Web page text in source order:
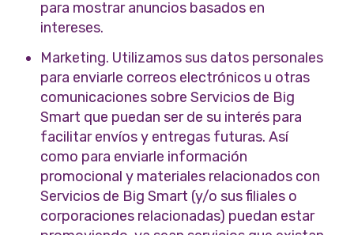
para mostrar anuncios basados en
intereses.
Marketing. Utilizamos sus datos personales
para enviarle correos electrónicos u otras
comunicaciones sobre Servicios de Big
Smart que puedan ser de su interés para
facilitar envíos y entregas futuras. Así
como para enviarle información
promocional y materiales relacionados con
Servicios de Big Smart (y/o sus filiales o
corporaciones relacionadas) puedan estar